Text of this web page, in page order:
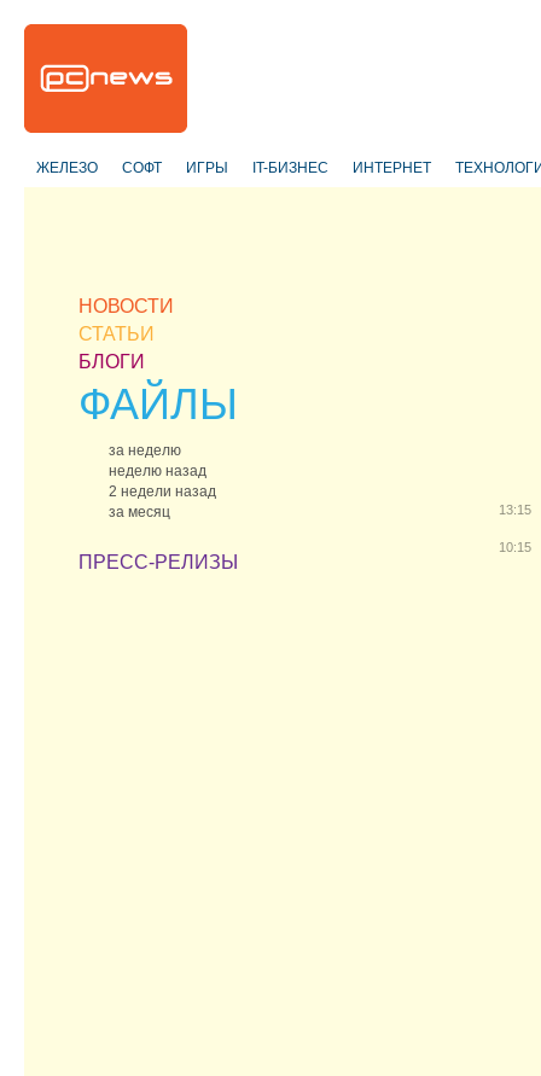
ЖЕЛЕЗО СОФТ ИГРЫ IT-БИЗНЕС ИНТЕРНЕТ
НОВОСТИ
СТАТЬИ
БЛОГИ
ФАЙЛЫ
за неделю
неделю назад
2 недели назад
за месяц
ПРЕСС-РЕЛИЗЫ
13:15
10:15